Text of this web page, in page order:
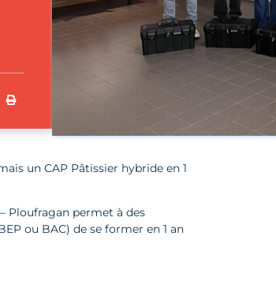
un CAP Pâtissier hybride en 1
Ploufragan permet à des
ou BAC) de se former en 1 an